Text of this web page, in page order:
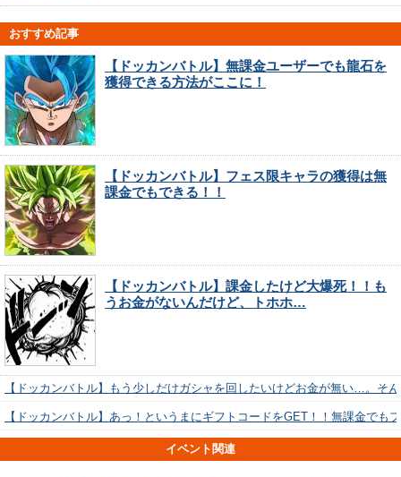
おすすめ記事
【ドッカンバトル】無課金ユーザーでも龍石を
獲得できる方法がここに！
【ドッカンバトル】フェス限キャラの獲得は無
課金でもできる！！
【ドッカンバトル】課金したけど大爆死！！も
うお金がないんだけど、トホホ…
【ドッカンバトル】もう少しだけガシャを回したいけどお金が無い…。そ
【ドッカンバトル】あっ！というまにギフトコードをGET！！無課金でも
イベント関連